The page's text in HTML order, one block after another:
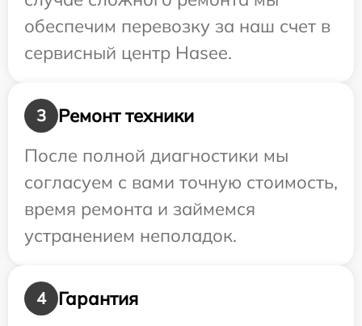
обеспечим перевозку за наш счет в
сервисный центр Hasee.
3
Ремонт техники
После полной диагностики мы
согласуем с вами точную стоимость,
время ремонта и займемся
устранением неполадок.
4
Гарантия